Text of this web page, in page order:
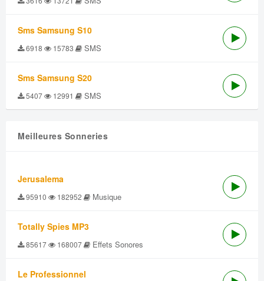
Sms Samsung S10
6918 15783 SMS
Sms Samsung S20
5407 12991 SMS
Meilleures Sonneries
Jerusalema
95910 182952 Musique
Totally Spies MP3
85617 168007 Effets Sonores
Le Professionnel